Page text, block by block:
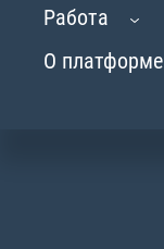
Работа
О платформе